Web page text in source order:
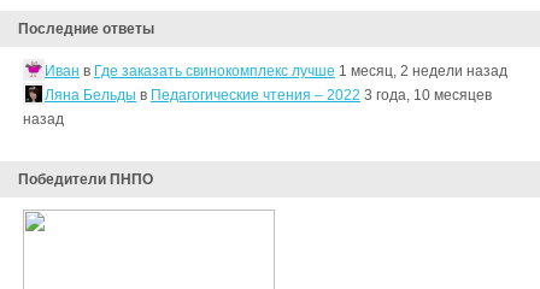
Последние ответы
Иван в Где заказать свинокомплекс лучше 1 месяц, 2 недели назад
Ляна Бельды в Педагогические чтения – 2022 3 года, 10 месяцев
назад
Победители ПНПО